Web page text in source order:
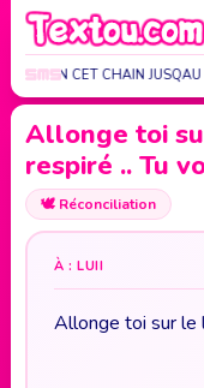
LI BIEN CET CHAIN
Allonge toi
respiré .. Tu
🕊️ Réconciliation
À : LUII
Allonge toi sur le